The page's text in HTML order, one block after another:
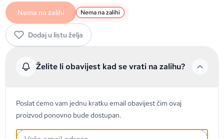
Nema na zalihi Nema na zalihi
Dodaj u listu želja
Želite li obavijest kad se vrati na zalihu?
Poslat ćemo vam jednu kratku email obavijest čim ovaj
proizvod ponovno bude dostupan.